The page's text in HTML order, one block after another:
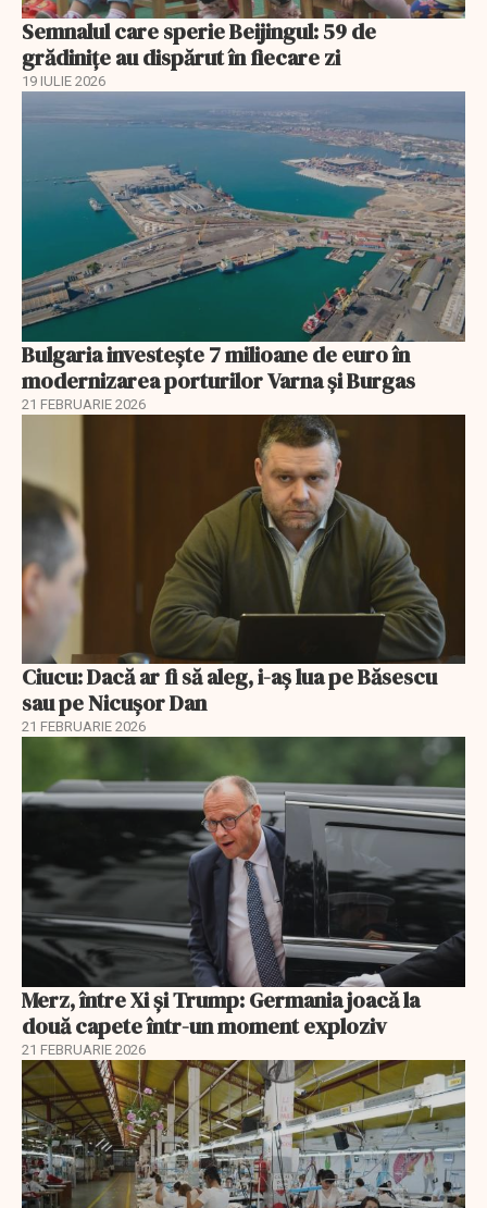
Semnalul care sperie Beijingul: 59 de
grădinițe au dispărut în fiecare zi
19 IULIE 2026
Bulgaria investește 7 milioane de euro în
modernizarea porturilor Varna și Burgas
21 FEBRUARIE 2026
Ciucu: Dacă ar fi să aleg, i-aș lua pe Băsescu
sau pe Nicușor Dan
21 FEBRUARIE 2026
Merz, între Xi și Trump: Germania joacă la
două capete într-un moment exploziv
21 FEBRUARIE 2026